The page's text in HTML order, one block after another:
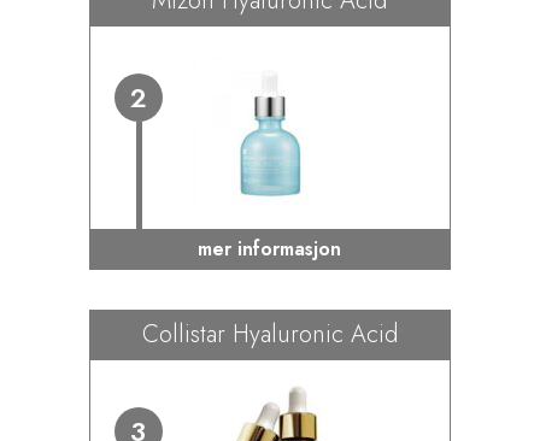
2
mer informasjon
Collistar Hyaluronic Acid
3